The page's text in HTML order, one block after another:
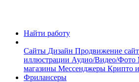
Найти работу
Сайты Дизайн Продвижение
иллюстрации Аудио/Видео/Фото
магазины Мессенджеры Крипто
Фрилансеры